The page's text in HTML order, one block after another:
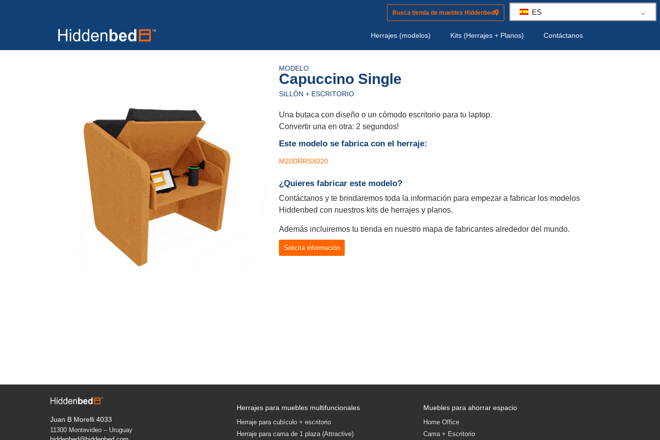
Busca tienda de muebles Hiddenbed ES
Herrajes (modelos) Kits (Herrajes + Planos) Contáctanos
MODELO
Capuccino Single
SILLÓN + ESCRITORIO
Una butaca con diseño o un cómodo escritorio para tu laptop.
Convertir una en otra: 2 segundos!
Este modelo se fabrica con el herraje:
M20DRRSX020
¿Quieres fabricar este modelo?
Contáctanos y te brindaremos toda la información para empezar a fabricar los modelos
Hiddenbed con nuestros kits de herrajes y planos.
Además incluiremos tu tienda en nuestro mapa de fabricantes alrededor del mundo.
Solicita información
Juan B Morelli 4033
11300 Montevideo – Uruguay
Herrajes para muebles multifuncionales
Herraje para cubículo + escritorio
Herraje para cama de 1 plaza (Attractive)
Muebles para ahorrar espacio
Home Office
Cama + Escritorio